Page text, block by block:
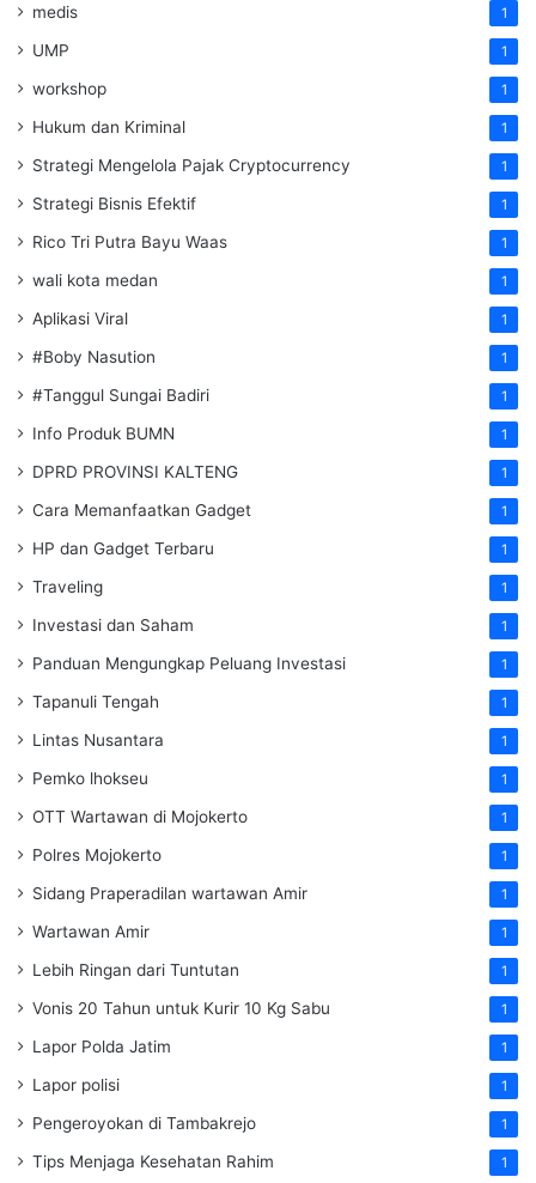
medis 1
UMP 1
workshop 1
Hukum dan Kriminal 1
Strategi Mengelola Pajak Cryptocurrency 1
Strategi Bisnis Efektif 1
Rico Tri Putra Bayu Waas 1
wali kota medan 1
Aplikasi Viral 1
#Boby Nasution 1
#Tanggul Sungai Badiri 1
Info Produk BUMN 1
DPRD PROVINSI KALTENG 1
Cara Memanfaatkan Gadget 1
HP dan Gadget Terbaru 1
Traveling 1
Investasi dan Saham 1
Panduan Mengungkap Peluang Investasi 1
Tapanuli Tengah 1
Lintas Nusantara 1
Pemko lhokseu 1
OTT Wartawan di Mojokerto 1
Polres Mojokerto 1
Sidang Praperadilan wartawan Amir 1
Wartawan Amir 1
Lebih Ringan dari Tuntutan 1
Vonis 20 Tahun untuk Kurir 10 Kg Sabu 1
Lapor Polda Jatim 1
Lapor polisi 1
Pengeroyokan di Tambakrejo 1
Tips Menjaga Kesehatan Rahim 1